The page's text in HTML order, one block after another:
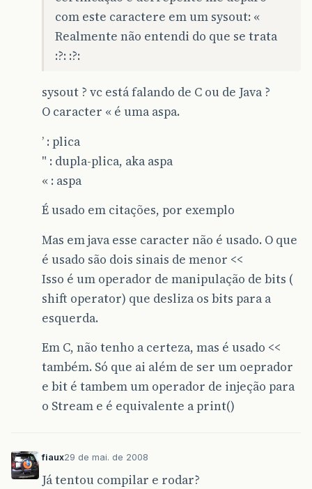
com este caractere em um sysout: «
Realmente não entendi do que se trata
:?: :?:
sysout ? vc está falando de C ou de Java ?
O caracter « é uma aspa.
’ : plica
" : dupla-plica, aka aspa
« : aspa
É usado em citações, por exemplo
Mas em java esse caracter não é usado. O que
é usado são dois sinais de menor <<
Isso é um operador de manipulação de bits (
shift operator) que desliza os bits para a
esquerda.
Em C, não tenho a certeza, mas é usado <<
também. Só que ai além de ser um oeprador
e bit é tambem um operador de injeção para
o Stream e é equivalente a print()
fiaux29 de mai. de 2008
Já tentou compilar e rodar?